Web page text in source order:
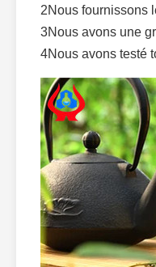
2Nous fournissons
3Nous avons une
4Nous avons testé